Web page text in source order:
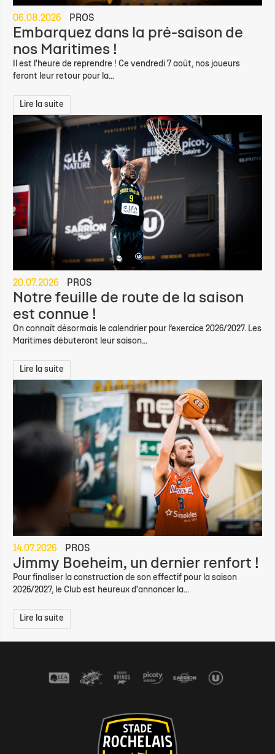
06.08.2026 PROS
Embarquez dans la pré-saison de
nos Maritimes !
Il est l'heure de reprendre ! Ce vendredi 7 août, nos joueurs
feront leur retour pour la...
Lire la suite
20.07.2026 PROS
Notre feuille de route de la saison
est connue !
On connaît désormais le calendrier pour l’exercice 2026/2027. Les
Maritimes débuteront leur saison...
Lire la suite
14.07.2026 PROS
Jimmy Boeheim, un dernier renfort !
Pour finaliser la construction de son effectif pour la saison
2026/2027, le Club est heureux d'annoncer la...
Lire la suite